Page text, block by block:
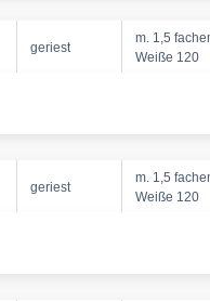
geriest
m. 1,5
Weiße 120
geriest
m. 1,5
Weiße 120